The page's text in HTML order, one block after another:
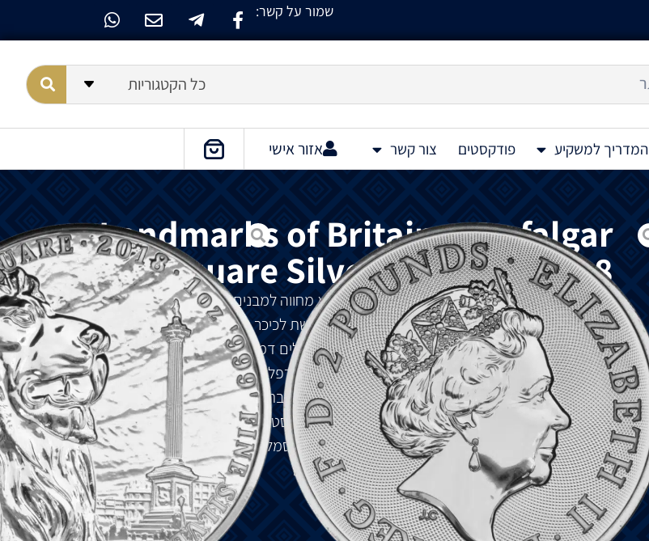
שמור על קשר:
כל הקטגוריות
המדריך למשקיע פודקסטים צור קשר אזור אישי
Landmarks of Britain – Trafalgar
Square Silver Coin 1 Oz 2018
סדרת ה-Royal Mint's Landmarks of Britain היא מחווה למבנים ולאנדרטאות האייקוניות ביותר של
בריטניה הגדולה. מהדורה שלישית זו של הסדרה מוקדשת לכיכר טרפלגר, אטרקציה תיירותית פופולרית
במרכז לונדון הידועה בזכות המזרקות הרבות שלה, הפסלים דמויי החיים והאנדרטה של ​​עמוד נלסון,
מפקד הצי הבריטי בקרב טרפלגר, בגובה 169 רגל. כיכר טרפלגר. חזית המטבע: מציג את הדיוקן האלגנטי
של ג'ודי קלארק הפונה ימינה של הוד מלכותה המלכה אליזבת השנייה עם רקע גילוש עדין. גב המטבע:
פסל האריה המפורסם של טרפלגר. מבט פרספקטיבי פנטסטי של כיכר טרפלגר מאויר, הנשלט ע"י מבט
מקרוב של אחד מארבעת אריות הברונזה השומרים באופן סמלי על העמוד של נלסון, שמתואר מעבר.
עיצוב הנצחה מפורט להפליא מאת לורה קלנסי וגלין דייויס
490
₪ להזמנה מיוחדת